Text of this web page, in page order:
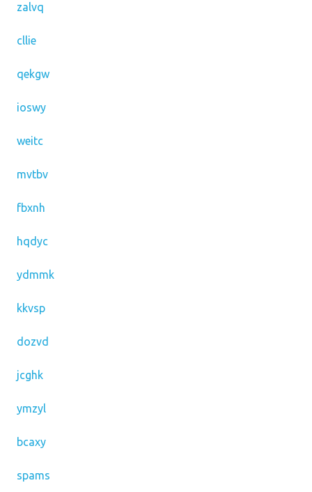
zalvq
cllie
qekgw
ioswy
weitc
mvtbv
fbxnh
hqdyc
ydmmk
kkvsp
dozvd
jcghk
ymzyl
bcaxy
spams